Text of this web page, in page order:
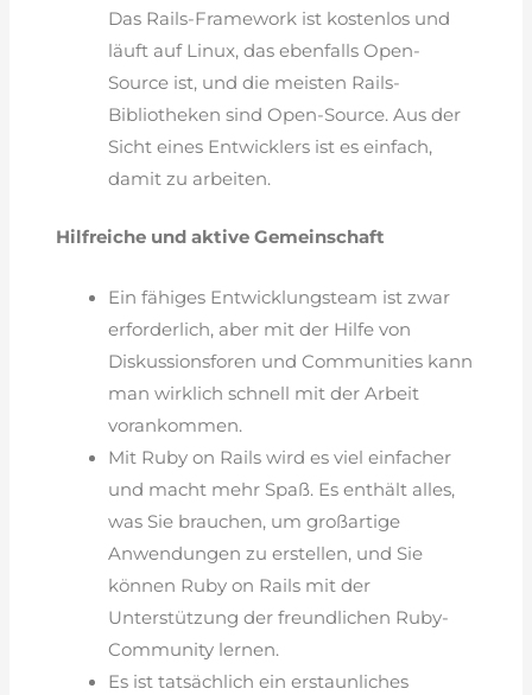
Das Rails-Framework ist kostenlos und
läuft auf Linux, das ebenfalls Open-
Source ist, und die meisten Rails-
Bibliotheken sind Open-Source. Aus der
Sicht eines Entwicklers ist es einfach,
damit zu arbeiten.
Hilfreiche und aktive Gemeinschaft
Ein fähiges Entwicklungsteam ist zwar
erforderlich, aber mit der Hilfe von
Diskussionsforen und Communities kann
man wirklich schnell mit der Arbeit
vorankommen.
Mit Ruby on Rails wird es viel einfacher
und macht mehr Spaß. Es enthält alles,
was Sie brauchen, um großartige
Anwendungen zu erstellen, und Sie
können Ruby on Rails mit der
Unterstützung der freundlichen Ruby-
Community lernen.
Es ist tatsächlich ein erstaunliches